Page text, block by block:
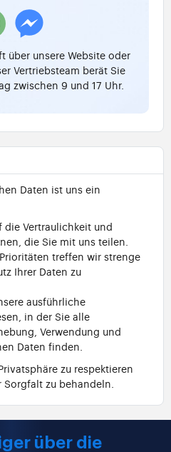
über unsere Website oder
Vertriebsteam berät Sie
zwischen 9 und 17 Uhr.
Daten ist uns ein
die Vertraulichkeit und
die Sie mit uns teilen.
treffen wir strenge
Ihrer Daten zu
ausführliche
in der Sie alle
Verwendung und
Daten finden.
zu respektieren
zu behandeln.
über die